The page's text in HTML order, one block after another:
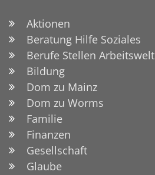
Aktionen
Beratung Hilfe Soziales
Berufe Stellen Arbeitswelt
Bildung
Dom zu Mainz
Dom zu Worms
Familie
Finanzen
Gesellschaft
Glaube